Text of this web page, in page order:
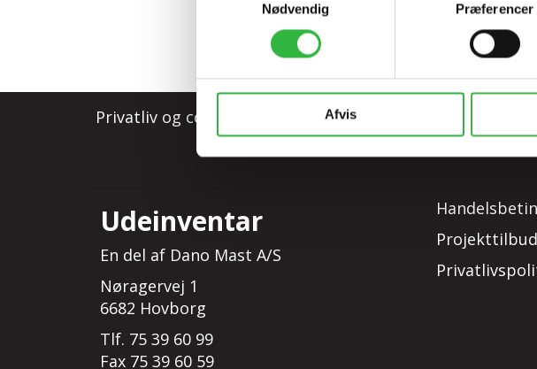
Nødvendig
Præferencer
Afvis
Privatliv og cookie politik Avanceret søgning Ordrer
Udeinventar
En del af Dano Mast A/S
Nøragervej 1
6682 Hovborg
Tlf. 75 39 60 99
Fax 75 39 60 59
Projekttilbud